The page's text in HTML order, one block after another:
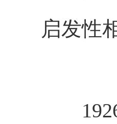
启发性